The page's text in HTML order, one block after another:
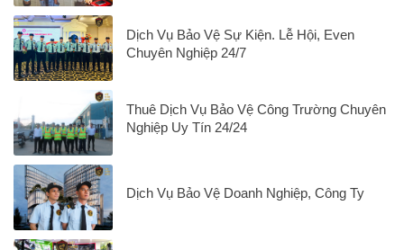
Dịch Vụ Bảo Vệ Sự Kiện. Lễ Hội, Even
Chuyên Nghiệp 24/7
Thuê Dịch Vụ Bảo Vệ Công Trường Chuyên
Nghiệp Uy Tín 24/24
Dịch Vụ Bảo Vệ Doanh Nghiệp, Công Ty